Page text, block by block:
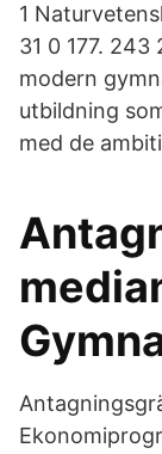
1
31 0 177.
modern
utbildning
med de